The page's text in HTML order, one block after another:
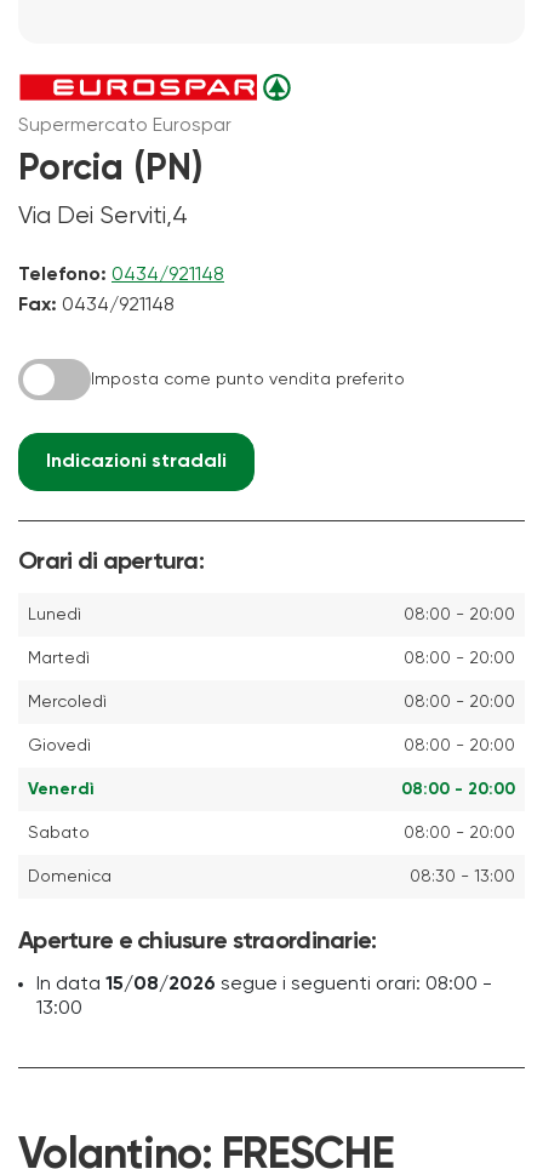
Supermercato Eurospar
Porcia (PN)
Via Dei Serviti,4
Telefono: 0434/921148
Fax: 0434/921148
Imposta come punto vendita preferito
Indicazioni stradali
Orari di apertura:
Lunedì 08:00 - 20:00
Martedì 08:00 - 20:00
Mercoledì 08:00 - 20:00
Giovedì 08:00 - 20:00
Venerdì 08:00 - 20:00
Sabato 08:00 - 20:00
Domenica 08:30 - 13:00
Aperture e chiusure straordinarie:
In data 15/08/2026 segue i seguenti orari: 08:00 -
13:00
Volantino: FRESCHE